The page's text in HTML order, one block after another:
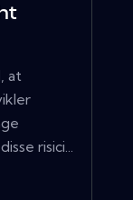
at
risici...